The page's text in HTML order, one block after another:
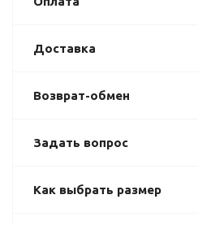
Доставка
Возврат-обмен
Задать вопрос
Как выбрать размер